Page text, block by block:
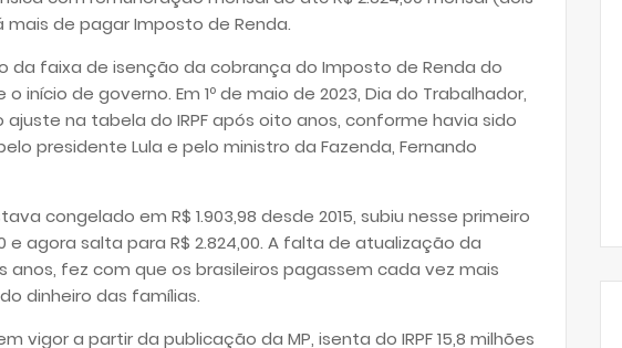
de pagar Imposto de Renda.
da faixa de isenção da cobrança do Imposto de Renda do
início de governo. Em 1º de maio de 2023, Dia do Trabalhador,
na tabela do IRPF após oito anos, conforme havia sido
presidente Lula e pelo ministro da Fazenda, Fernando
congelado em R$ 1.903,98 desde 2015, subiu nesse primeiro
e agora salta para R$ 2.824,00. A falta de atualização da
fez com que os brasileiros pagassem cada vez mais
dinheiro das famílias.
vigor a partir da publicação da MP, isenta do IRPF 15,8 milhões